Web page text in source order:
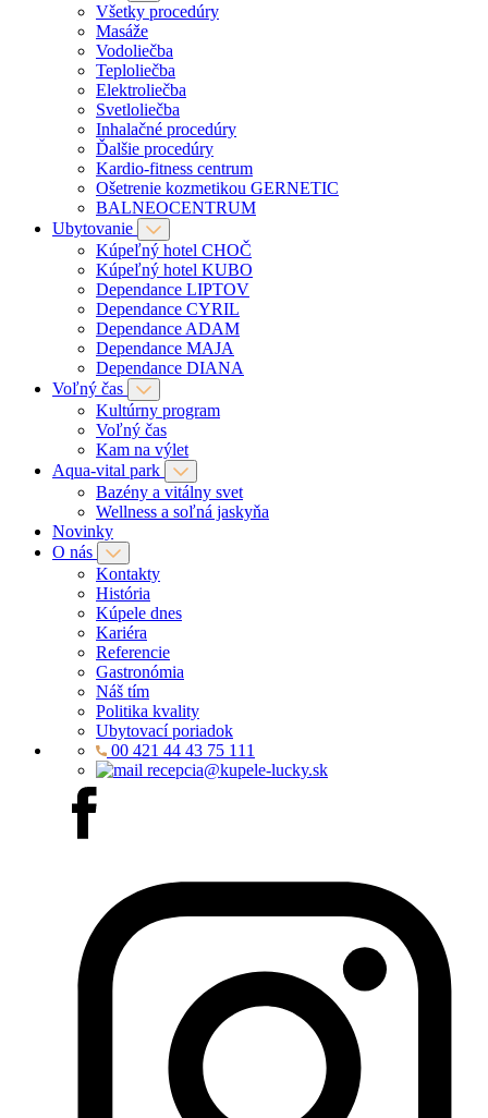
Všetky procedúry
Masáže
Vodoliečba
Teploliečba
Elektroliečba
Svetloliečba
Inhalačné procedúry
Ďalšie procedúry
Kardio-fitness centrum
Ošetrenie kozmetikou GERNETIC
BALNEOCENTRUM
Ubytovanie
Kúpeľný hotel CHOČ
Kúpeľný hotel KUBO
Dependance LIPTOV
Dependance CYRIL
Dependance ADAM
Dependance MAJA
Dependance DIANA
Voľný čas
Kultúrny program
Voľný čas
Kam na výlet
Aqua-vital park
Bazény a vitálny svet
Wellness a soľná jaskyňa
Novinky
O nás
Kontakty
História
Kúpele dnes
Kariéra
Referencie
Gastronómia
Náš tím
Politika kvality
Ubytovací poriadok
00 421 44 43 75 111
recepcia@kupele-lucky.sk